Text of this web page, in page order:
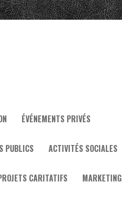
ÉVÉNEMENTS PRIVÉS
PUBLICS ACTIVITÉS SOCIALES
CARITATIFS MARKETING